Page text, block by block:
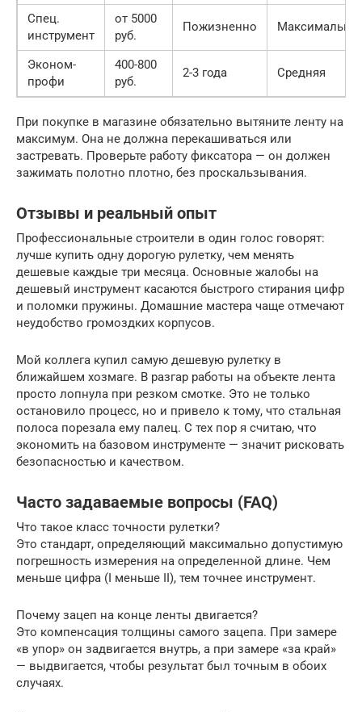
Спец.
инструмент
от 5000
руб.
Пожизненно
Эконом-
профи
400-800
руб.
2-3 года Средняя
При покупке в магазине обязательно вытяните ленту на
максимум. Она не должна перекашиваться или
застревать. Проверьте работу фиксатора — он должен
зажимать полотно плотно, без проскальзывания.
Отзывы и реальный опыт
Профессиональные строители в один голос говорят:
лучше купить одну дорогую рулетку, чем менять
дешевые каждые три месяца. Основные жалобы на
дешевый инструмент касаются быстрого стирания цифр
и поломки пружины. Домашние мастера чаще отмечают
неудобство громоздких корпусов.
Мой коллега купил самую дешевую рулетку в
ближайшем хозмаге. В разгар работы на объекте лента
просто лопнула при резком смотке. Это не только
остановило процесс, но и привело к тому, что стальная
полоса порезала ему палец. С тех пор я считаю, что
экономить на базовом инструменте — значит рисковать
безопасностью и качеством.
Часто задаваемые вопросы (FAQ)
Что такое класс точности рулетки?
Это стандарт, определяющий максимально допустимую
погрешность измерения на определенной длине. Чем
меньше цифра (I меньше II), тем точнее инструмент.
Почему зацеп на конце ленты двигается?
Это компенсация толщины самого зацепа. При замере
«в упор» он задвигается внутрь, а при замере «за край»
— выдвигается, чтобы результат был точным в обоих
случаях.